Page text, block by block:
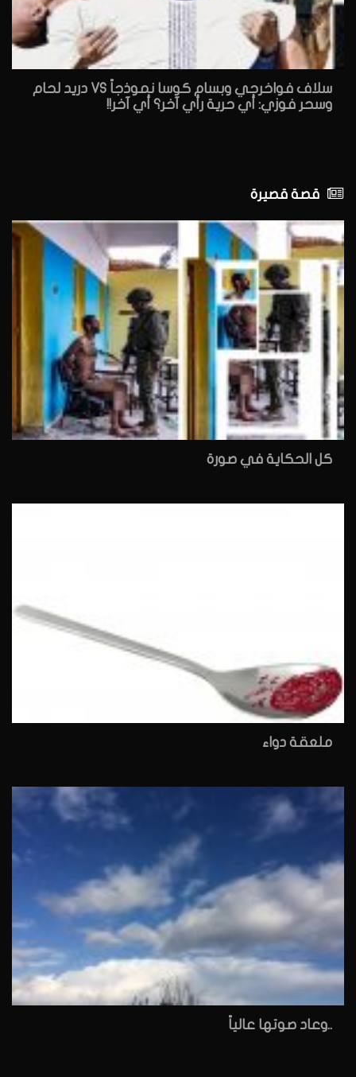
سلاف فواخرجي وبسام كوسا نموذجاً VS دريد لحام
وسحر فوزي: أي حرية رأي آخر؟ أي آخر!!
قصة قصيرة
كل الحكاية في صورة
ملعقة دواء
..وعاد صوتها عالياً